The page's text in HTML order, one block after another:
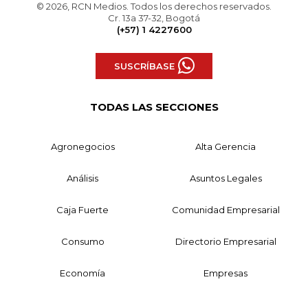
© 2026, RCN Medios. Todos los derechos reservados.
Cr. 13a 37-32, Bogotá
(+57) 1 4227600
SUSCRÍBASE
TODAS LAS SECCIONES
Agronegocios Alta Gerencia
Análisis Asuntos Legales
Caja Fuerte Comunidad Empresarial
Consumo Directorio Empresarial
Economía Empresas